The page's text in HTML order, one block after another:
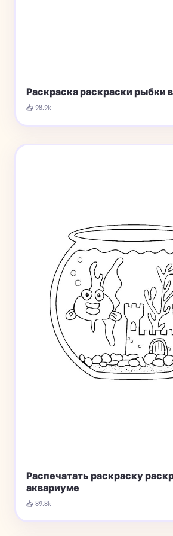
Раскраска раскраски рыбки
📥 98.9k
Распечатать раскраску
аквариуме
📥 89.8k